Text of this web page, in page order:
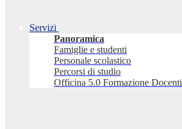
Servizi
Panoramica
Famiglie e studenti
Personale scolastico
Percorsi di studio
Officina 5.0 Formazione Docenti